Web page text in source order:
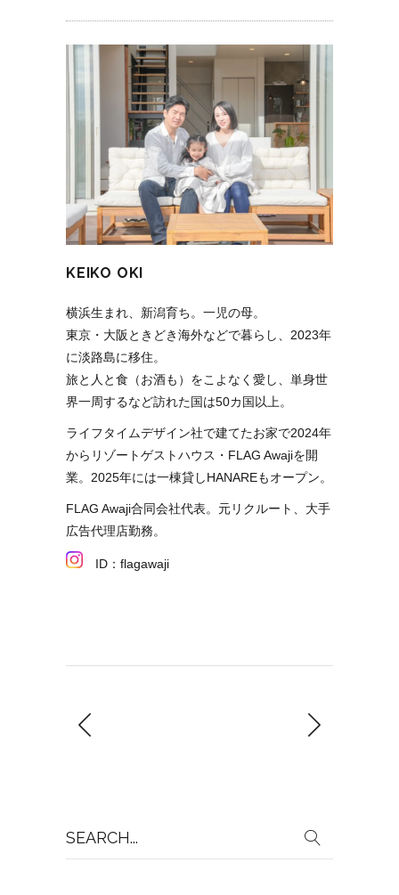
KEIKO OKI
横浜生まれ、新潟育ち。一児の母。
東京・大阪ときどき海外などで暮らし、2023年
に淡路島に移住。
旅と人と食（お酒も）をこよなく愛し、単身世
界一周するなど訪れた国は50カ国以上。
ライフタイムデザイン社で建てたお家で2024年
からリゾートゲストハウス・FLAG Awajiを開
業。2025年には一棟貸しHANAREもオープン。
FLAG Awaji合同会社代表。元リクルート、大手
広告代理店勤務。
ID：flagawaji